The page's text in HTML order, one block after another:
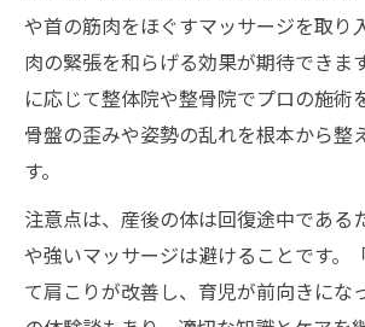
や首の筋肉をほぐすマッサージを取り
肉の緊張を和らげる効果が期待できま
に応じて整体院や整骨院でプロの施術
骨盤の歪みや姿勢の乱れを根本から整
す。
注意点は、産後の体は回復途中である
や強いマッサージは避けることです。
て肩こりが改善し、育児が前向きにな